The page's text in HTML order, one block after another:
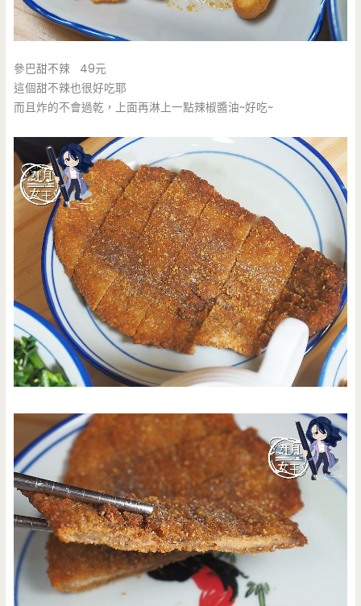
參巴甜不辣 49元
這個甜不辣也很好吃耶
而且炸的不會過乾，上面再淋上一點辣椒醬油~好吃~